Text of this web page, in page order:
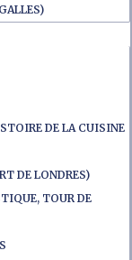
DE LA CUISINE
DE LONDRES)
TOUR DE